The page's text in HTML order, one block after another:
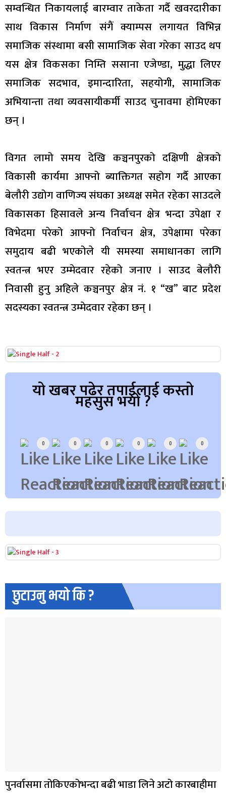
सम्वन्धित निकायलाई बारम्वार ताकेता गर्दै खवरदारीका
साथ विकास निर्माण संगैं क्याम्पस लगायत विभिन्न
समाजिक संस्थामा बसी सामाजिक सेवा गरेका साउद थप
यस क्षेत्र विकसका निम्ति ससाना एजेण्डा, मुद्धा लिएर
समाजिक सदभाव, इमान्दारिता, सहयोगी, सामाजिक
अभियान्ता तथा व्यवसायीकर्मी साउद चुनावमा होमिएका
छन् ।
विगत लामो समय देखि कञ्चनपुरको दक्षिणी क्षेत्रको
विकासी कार्यमा आफ्नो ब्याक्तिगत सहोग गर्दै आएका
बेलौरी उद्योग वाणिज्य संघका अध्यक्ष समेत रहेका साउदले
विकासका हिसावले अन्य निर्वाचन क्षेत्र भन्दा उपेक्षा र
विभेदमा परेको आफ्नो निर्वाचन क्षेत्र, उपेक्षामा परेका
समुदाय बढी भएकोले यी समस्या समाधानका लागि
स्वतन्त्र भएर उम्मेदवार रहेको जनाए । साउद बेलौरी
निवासी हुनु अहिले कञ्चनपुर क्षेत्र नं. १ “ख” बाट प्रदेश
सदस्यका स्वतन्त्र उम्मेदवार रहेका छन् ।
यो खबर पढेर तपाईलाई कस्तो
महसुस भयो ?
0 0 0 0 0 0
छुटाउनु भयो कि ?
पुनर्वासमा तोकिएकोभन्दा बढी भाडा लिने अटो कारबाहीमा